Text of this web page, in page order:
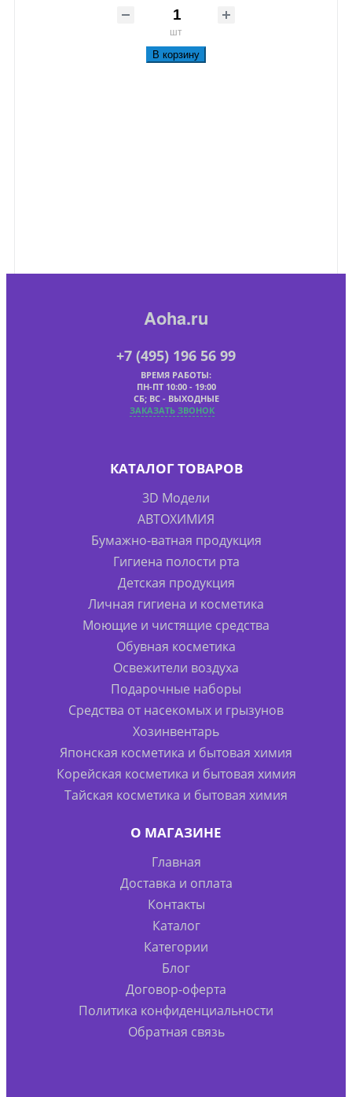
шт
В корзину
Aoha.ru
+7 (495) 196 56 99
ВРЕМЯ РАБОТЫ:
ПН-ПТ 10:00 - 19:00
СБ; ВС - ВЫХОДНЫЕ
ЗАКАЗАТЬ ЗВОНОК
КАТАЛОГ ТОВАРОВ
3D Модели
АВТОХИМИЯ
Бумажно-ватная продукция
Гигиена полости рта
Детская продукция
Личная гигиена и косметика
Моющие и чистящие средства
Обувная косметика
Освежители воздуха
Подарочные наборы
Средства от насекомых и грызунов
Хозинвентарь
Японская косметика и бытовая химия
Корейская косметика и бытовая химия
Тайская косметика и бытовая химия
О МАГАЗИНЕ
Главная
Доставка и оплата
Контакты
Каталог
Категории
Блог
Договор-оферта
Политика конфиденциальности
Обратная связь